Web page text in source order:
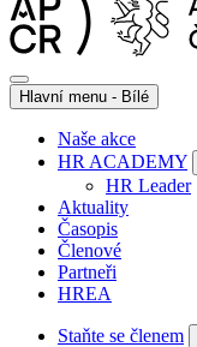
Hlavní menu - Bílé
Naše akce
HR ACADEMY
HR Leader
Aktuality
Časopis
Členové
Partneři
HREA
Staňte se členem